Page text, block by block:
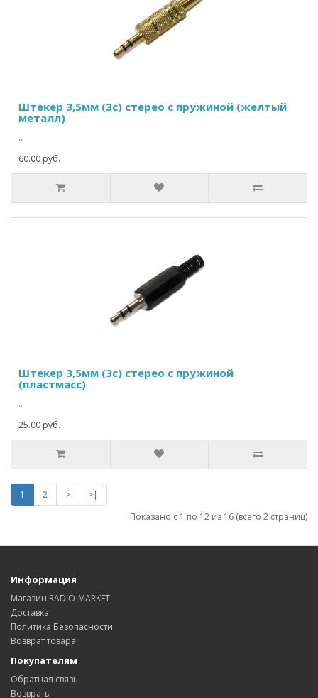
Штекер 3,5мм (3c) стерео с пружиной (желтый
металл)
..
60.00 руб.
Штекер 3,5мм (3c) стерео с пружиной
(пластмасс)
..
25.00 руб.
1 2 >
>|
Показано с 1 по 12 из 16 (всего 2 страниц)
Информация
Магазин RADIO-MARKET
Доставка
Политика Безопасности
Возврат товара!
Покупателям
Обратная связь
Возвраты